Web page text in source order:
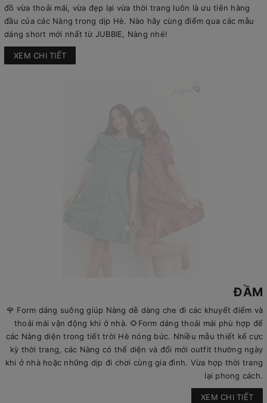
đồ vừa thoải mái, vừa đẹp lại vừa thời trang luôn là ưu tiên hàng
đầu của các Nàng trong dịp Hè. Nào hãy cùng điểm qua các mẫu
dáng short mới nhất từ JUBBIE, Nàng nhé!
XEM CHI TIẾT
ĐẦM
🌹 Form dáng suông giúp Nàng dễ dàng che đi các khuyết điểm và
thoải mái vận động khi ở nhà. 🌻Form dáng thoải mái phù hợp để
các Nàng diện trong tiết trời Hè nóng bức. Nhiều mẫu thiết kế cực
kỳ thời trang, các Nàng có thể diện và đổi mới outfit thường ngày
khi ở nhà hoặc những dịp đi chơi cùng gia đình. Vừa hợp thời trang
lại phong cách.
XEM CHI TIẾT